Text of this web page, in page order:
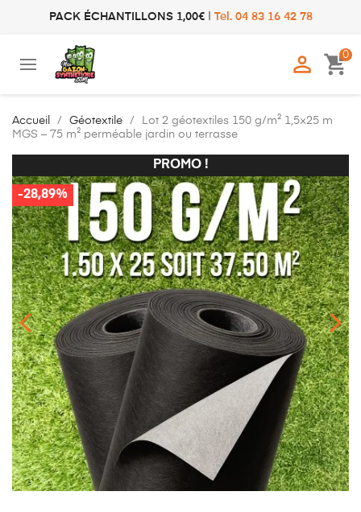
PACK ÉCHANTILLONS 1,00€| Tel. 04 83 16 42 78
 shopping_cart
0
Accueil Géotextile
Lot 2 géotextiles 150 g/m² 1,5×25 m
MGS – 75 m² perméable jardin ou terrasse
PROMO !
-28,89%
PROMO !
-28,89%